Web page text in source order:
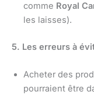
comme Royal
les laisses).
5. Les erreurs à
Acheter des
pourraient être